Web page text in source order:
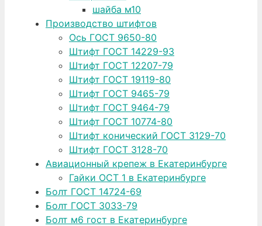
шайба м10
Производство штифтов
Ось ГОСТ 9650-80
Штифт ГОСТ 14229-93
Штифт ГОСТ 12207-79
Штифт ГОСТ 19119-80
Штифт ГОСТ 9465-79
Штифт ГОСТ 9464-79
Штифт ГОСТ 10774-80
Штифт конический ГОСТ 3129-70
Штифт ГОСТ 3128-70
Авиационный крепеж в Екатеринбурге
Гайки ОСТ 1 в Екатеринбурге
Болт ГОСТ 14724-69
Болт ГОСТ 3033-79
Болт м6 гост в Екатеринбурге